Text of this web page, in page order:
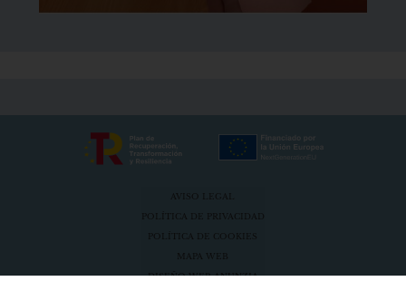
AVISO LEGAL
POLÍTICA DE PRIVACIDAD
POLÍTICA DE COOKIES
MAPA WEB
DISEÑO WEB ANUNZIA